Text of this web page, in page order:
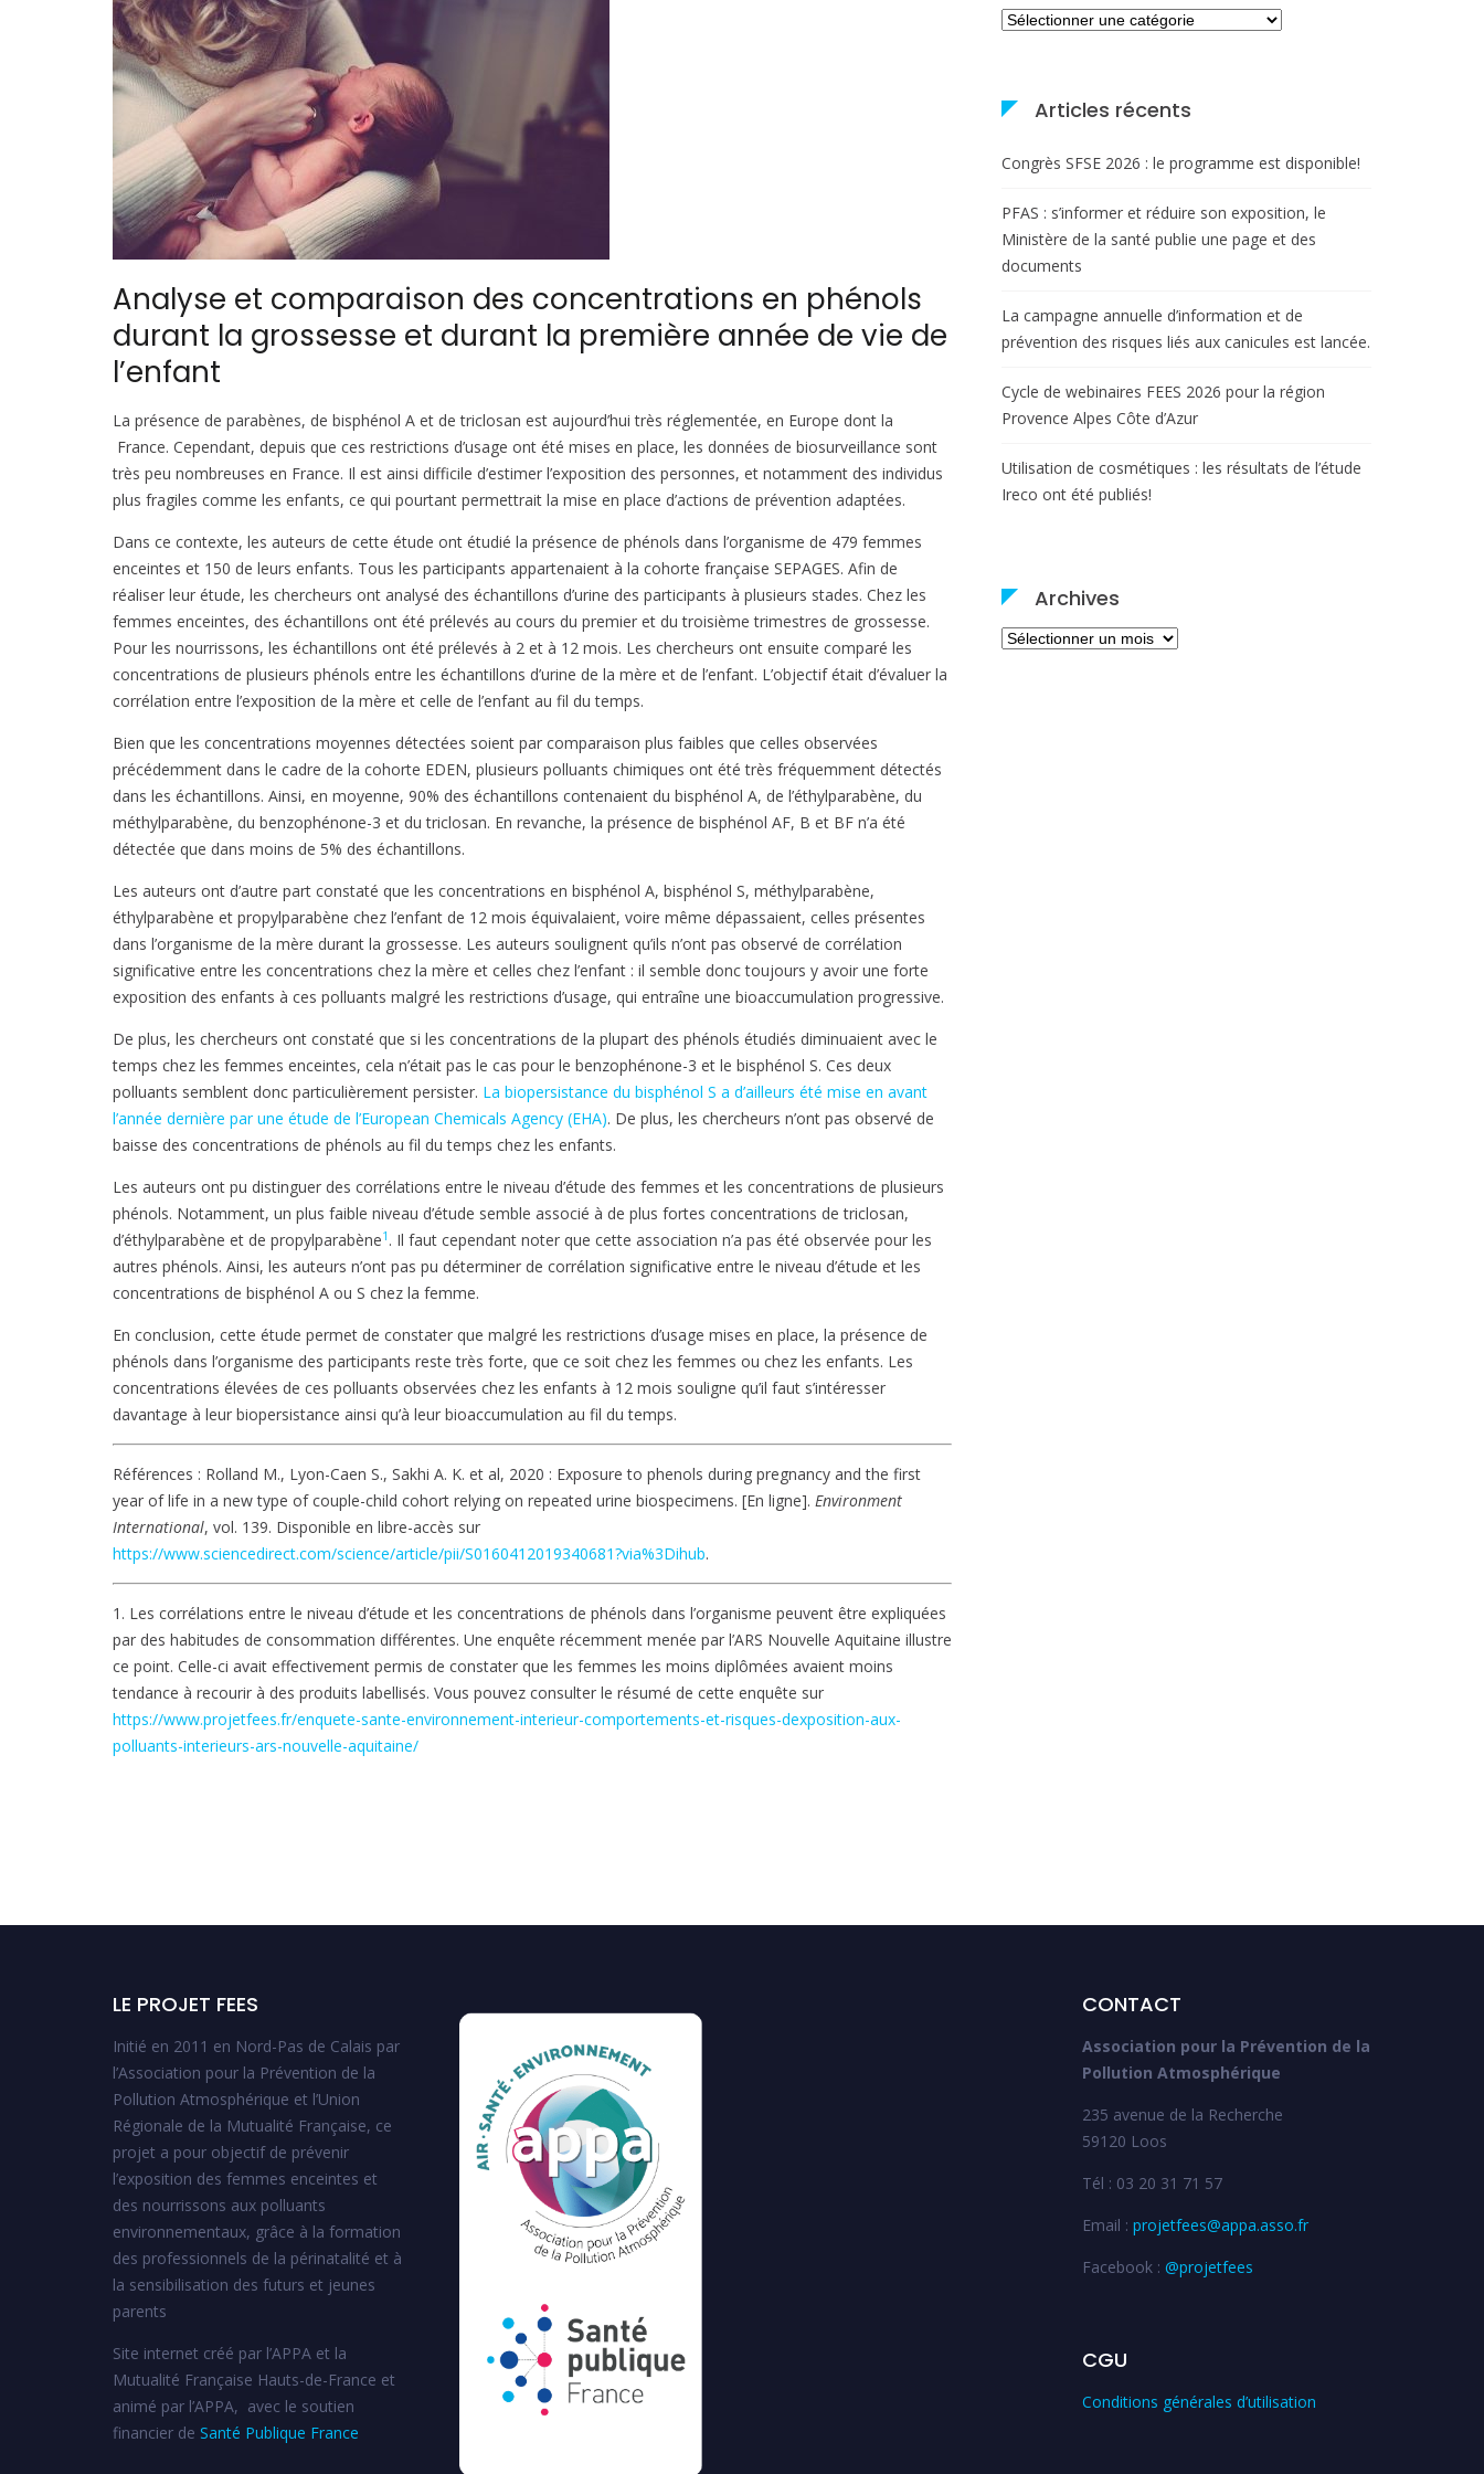
Analyse et comparaison des concentrations en phénols
durant la grossesse et durant la première année de vie de
l’enfant
La présence de parabènes, de bisphénol A et de triclosan est aujourd’hui très réglementée, en Europe dont la
France. Cependant, depuis que ces restrictions d’usage ont été mises en place, les données de biosurveillance sont
très peu nombreuses en France. Il est ainsi difficile d’estimer l’exposition des personnes, et notamment des individus
plus fragiles comme les enfants, ce qui pourtant permettrait la mise en place d’actions de prévention adaptées.
Dans ce contexte, les auteurs de cette étude ont étudié la présence de phénols dans l’organisme de 479 femmes
enceintes et 150 de leurs enfants. Tous les participants appartenaient à la cohorte française SEPAGES. Afin de
réaliser leur étude, les chercheurs ont analysé des échantillons d’urine des participants à plusieurs stades. Chez les
femmes enceintes, des échantillons ont été prélevés au cours du premier et du troisième trimestres de grossesse.
Pour les nourrissons, les échantillons ont été prélevés à 2 et à 12 mois. Les chercheurs ont ensuite comparé les
concentrations de plusieurs phénols entre les échantillons d’urine de la mère et de l’enfant. L’objectif était d’évaluer la
corrélation entre l’exposition de la mère et celle de l’enfant au fil du temps.
Bien que les concentrations moyennes détectées soient par comparaison plus faibles que celles observées
précédemment dans le cadre de la cohorte EDEN, plusieurs polluants chimiques ont été très fréquemment détectés
dans les échantillons. Ainsi, en moyenne, 90% des échantillons contenaient du bisphénol A, de l’éthylparabène, du
méthylparabène, du benzophénone-3 et du triclosan. En revanche, la présence de bisphénol AF, B et BF n’a été
détectée que dans moins de 5% des échantillons.
Les auteurs ont d’autre part constaté que les concentrations en bisphénol A, bisphénol S, méthylparabène,
éthylparabène et propylparabène chez l’enfant de 12 mois équivalaient, voire même dépassaient, celles présentes
dans l’organisme de la mère durant la grossesse. Les auteurs soulignent qu’ils n’ont pas observé de corrélation
significative entre les concentrations chez la mère et celles chez l’enfant : il semble donc toujours y avoir une forte
exposition des enfants à ces polluants malgré les restrictions d’usage, qui entraîne une bioaccumulation progressive.
De plus, les chercheurs ont constaté que si les concentrations de la plupart des phénols étudiés diminuaient avec le
temps chez les femmes enceintes, cela n’était pas le cas pour le benzophénone-3 et le bisphénol S. Ces deux
polluants semblent donc particulièrement persister. La biopersistance du bisphénol S a d’ailleurs été mise en avant
l’année dernière par une étude de l’European Chemicals Agency (EHA). De plus, les chercheurs n’ont pas observé de
baisse des concentrations de phénols au fil du temps chez les enfants.
Les auteurs ont pu distinguer des corrélations entre le niveau d’étude des femmes et les concentrations de plusieurs
phénols. Notamment, un plus faible niveau d’étude semble associé à de plus fortes concentrations de triclosan,
d’éthylparabène et de propylparabène1 . Il faut cependant noter que cette association n’a pas été observée pour les
autres phénols. Ainsi, les auteurs n’ont pas pu déterminer de corrélation significative entre le niveau d’étude et les
concentrations de bisphénol A ou S chez la femme.
En conclusion, cette étude permet de constater que malgré les restrictions d’usage mises en place, la présence de
phénols dans l’organisme des participants reste très forte, que ce soit chez les femmes ou chez les enfants. Les
concentrations élevées de ces polluants observées chez les enfants à 12 mois souligne qu’il faut s’intéresser
davantage à leur biopersistance ainsi qu’à leur bioaccumulation au fil du temps.
Références : Rolland M., Lyon-Caen S., Sakhi A. K. et al, 2020 : Exposure to phenols during pregnancy and the first
year of life in a new type of couple-child cohort relying on repeated urine biospecimens. [En ligne]. Environment
International, vol. 139. Disponible en libre-accès sur
https://www.sciencedirect.com/science/article/pii/S0160412019340681?via%3Dihub.
1. Les corrélations entre le niveau d’étude et les concentrations de phénols dans l’organisme peuvent être expliquées
par des habitudes de consommation différentes. Une enquête récemment menée par l’ARS Nouvelle Aquitaine illustre
ce point. Celle-ci avait effectivement permis de constater que les femmes les moins diplômées avaient moins
tendance à recourir à des produits labellisés. Vous pouvez consulter le résumé de cette enquête sur
https://www.projetfees.fr/enquete-sante-environnement-interieur-comportements-et-risques-dexposition-aux-
polluants-interieurs-ars-nouvelle-aquitaine/
Catégories
Articles récents
Congrès SFSE 2026 : le programme est disponible!
PFAS : s’informer et réduire son exposition, le
Ministère de la santé publie une page et des
documents
La campagne annuelle d’information et de
prévention des risques liés aux canicules est lancée.
Cycle de webinaires FEES 2026 pour la région
Provence Alpes Côte d’Azur
Utilisation de cosmétiques : les résultats de l’étude
Ireco ont été publiés!
Archives
Archives
LE PROJET FEES
Initié en 2011 en Nord-Pas de Calais par
l’Association pour la Prévention de la
Pollution Atmosphérique et l’Union
Régionale de la Mutualité Française, ce
projet a pour objectif de prévenir
l’exposition des femmes enceintes et
des nourrissons aux polluants
environnementaux, grâce à la formation
des professionnels de la périnatalité et à
la sensibilisation des futurs et jeunes
parents
Site internet créé par l’APPA et la
Mutualité Française Hauts-de-France et
animé par l’APPA, avec le soutien
financier de Santé Publique France
CONTACT
Association pour la Prévention de la
Pollution Atmosphérique
235 avenue de la Recherche
59120 Loos
Tél : 03 20 31 71 57
Email : projetfees@appa.asso.fr
Facebook : @projetfees
CGU
Conditions générales d’utilisation